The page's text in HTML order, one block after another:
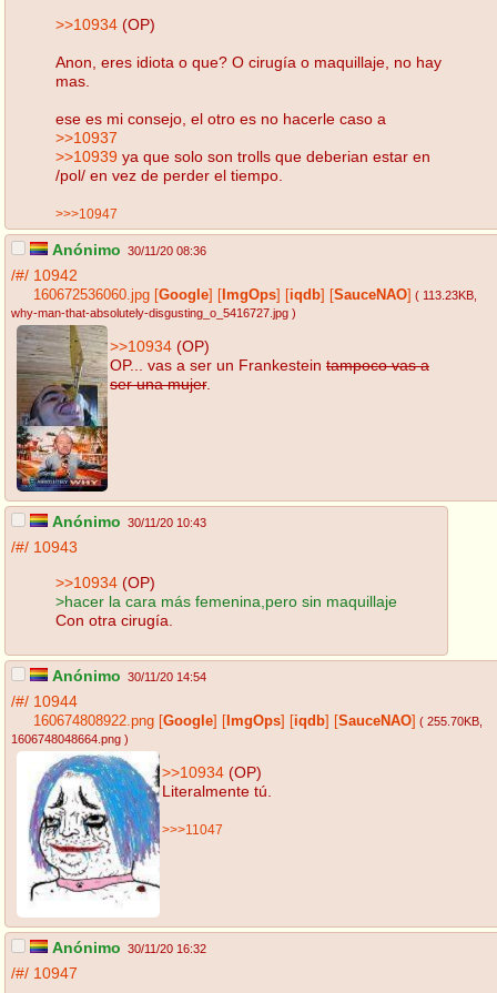
>>10934 (OP)
Anon, eres idiota o que? O cirugía o maquillaje, no hay
mas.
ese es mi consejo, el otro es no hacerle caso a
>>10937
>>10939 ya que solo son trolls que deberian estar en
/pol/ en vez de perder el tiempo.
>>>10947
Anónimo 30/11/20 08:36
/#/ 10942
160672536060.jpg Google ImgOps iqdb SauceNAO ( 113.23KB
why-man-that-absolutely-disgusting_o_5416727.jpg )
>>10934 (OP)
OP... vas a ser un Frankestein tampoco vas a
ser una mujer.
Anónimo 30/11/20 10:43
/#/ 10943
>>10934 (OP)
>hacer la cara más femenina,pero sin maquillaje
Con otra cirugía.
Anónimo 30/11/20 14:54
/#/ 10944
160674808922.png Google ImgOps iqdb SauceNAO ( 255.70KB
1606748048664.png )
>>10934 (OP)
Literalmente tú.
>>>11047
Anónimo 30/11/20 16:32
/#/ 10947